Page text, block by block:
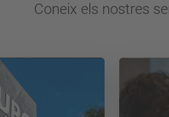
Coneix els nostres